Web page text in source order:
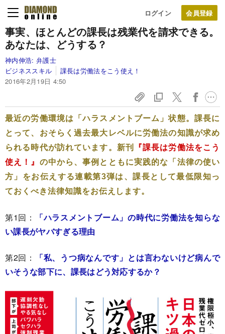
ログイン
事実、ほとんどの課長は残業代を請求できる。
あなたは、どうする？
神内伸浩: 弁護士
ビジネススキル
課長は労働法をこう使え！
2016年2月19日 4:50
最近の労働環境は「ハラスメントブーム」状態。課長に
とって、おそらく過去最大レベルに労働法の知識が求め
られる時代が訪れています。新刊
『課長は労働法をこう
使え！』 の中から、事例とともに実践的な「法律の使い
方」をお伝えする連載第3弾は、課長として最低限知っ
ておくべき法律知識をお伝えします。
第1回：
「ハラスメントブーム」の時代に労働法を知らな
い課長がヤバすぎる理由
第2回：
「私、うつ病なんです」とは言わないけど病んで
いそうな部下に、課長はどう対応するか？